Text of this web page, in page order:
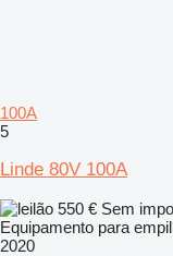
100A
5
Linde 80V 100A
550 € Sem
Equipamento para
2020